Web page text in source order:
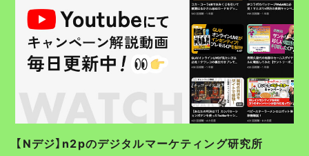
【Nデジ】n2pのデジタルマーケティング研究所